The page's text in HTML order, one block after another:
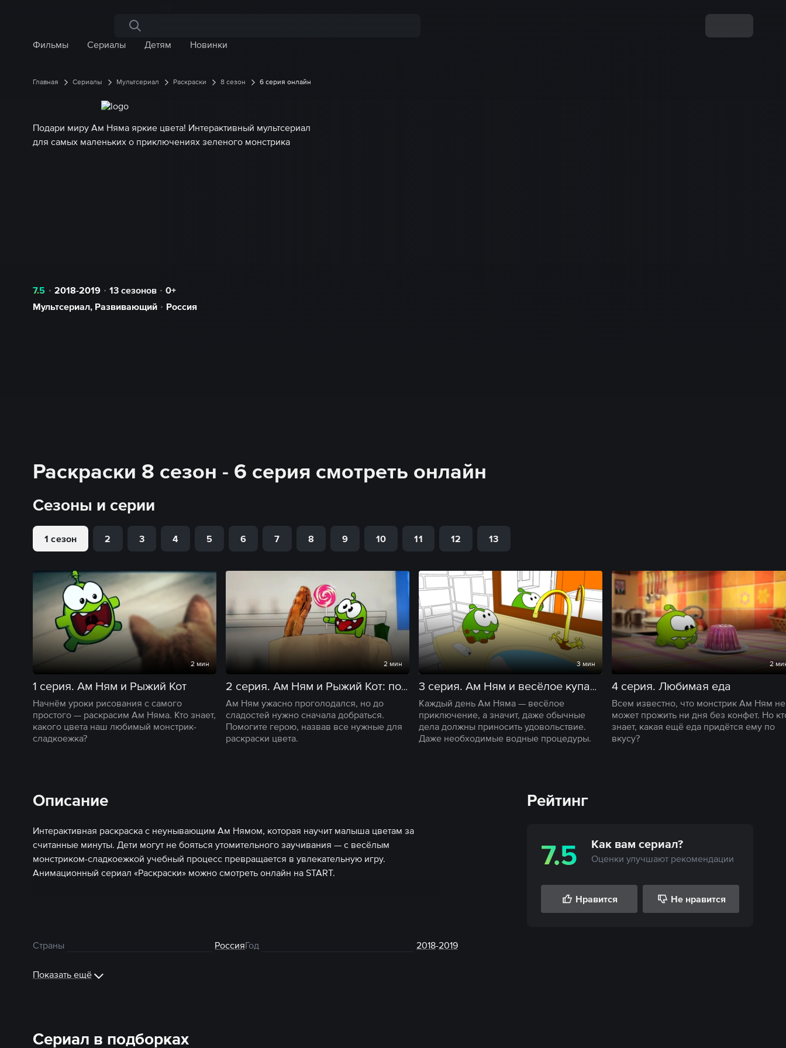
Поиск по сайту
Фильмы
Сериалы Детям Новинки
Главная Сериалы Мультсериал Раскраски 8 сезон 6 серия онлайн
Подари миру Ам Няма яркие цвета! Интерактивный мультсериал
для самых маленьких о приключениях зеленого монстрика
7.5 2018-2019 13 сезонов
0+
Мультсериал, Развивающий Россия
Раскраски 8 сезон - 6 серия смотреть онлайн
Сезоны и серии
1 сезон 2 3 4 5 6 7 8 9 10 11 12 13
2 мин
1 серия. Ам Ням и Рыжий Кот
Начнём уроки рисования с самого
простого — раскрасим Ам Няма. Кто знает,
какого цвета наш любимый монстрик-
сладкоежка?
2 мин
2 серия. Ам Ням и Рыжий Кот: погоня продолжается
Ам Ням ужасно проголодался, но до
сладостей нужно сначала добраться.
Помогите герою, назвав все нужные для
раскраски цвета.
3 мин
3 серия. Ам Ням и весёлое купание
Каждый день Ам Няма — весёлое
приключение, а значит, даже обычные
дела должны приносить удовольствие.
Даже необходимые водные процедуры.
2
4 серия. Любимая еда
Всем известно, что монстрик Ам Ням не
может прожить ни дня без конфет. Но
знает, какая ещё еда придётся ему по
вкусу?
Описание
Интерактивная раскраска с неунывающим Ам Нямом, которая научит малыша цветам за
считанные минуты. Дети могут не бояться утомительного заучивания — с весёлым
монстриком-сладкоежкой учебный процесс превращается в увлекательную игру.
Анимационный сериал «Раскраски» можно смотреть онлайн на START.
Страны РоссияГод 2018-2019
Показать ещё
Рейтинг
7.5 Как вам сериал?
Оценки улучшают рекомендации
Нравится Не нравится
Сериал в подборках